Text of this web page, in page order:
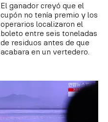
El ganador creyó que el
cupón no tenía premio y los
operarios localizaron el
boleto entre seis toneladas
de residuos antes de que
acabara en un vertedero.